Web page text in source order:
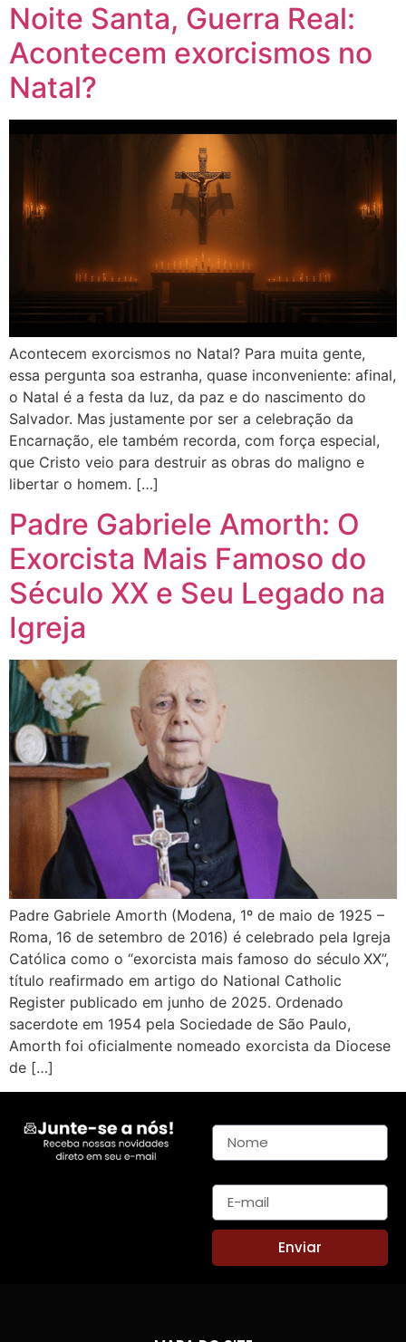
Noite Santa, Guerra Real:
Acontecem exorcismos no
Natal?
Acontecem exorcismos no Natal? Para muita gente,
essa pergunta soa estranha, quase inconveniente: afinal,
o Natal é a festa da luz, da paz e do nascimento do
Salvador. Mas justamente por ser a celebração da
Encarnação, ele também recorda, com força especial,
que Cristo veio para destruir as obras do maligno e
libertar o homem. […]
Padre Gabriele Amorth: O
Exorcista Mais Famoso do
Século XX e Seu Legado na
Igreja
Padre Gabriele Amorth (Modena, 1º de maio de 1925 –
Roma, 16 de setembro de 2016) é celebrado pela Igreja
Católica como o “exorcista mais famoso do século XX”,
título reafirmado em artigo do National Catholic
Register publicado em junho de 2025. Ordenado
sacerdote em 1954 pela Sociedade de São Paulo,
Amorth foi oficialmente nomeado exorcista da Diocese
de […]
Enviar